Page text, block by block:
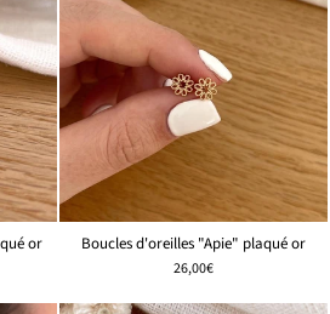
or Boucles d'oreilles "Apie" plaqué or
26,00€